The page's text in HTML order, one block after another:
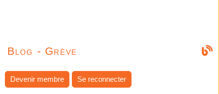
Blog - Grève
Devenir membre Se reconnecter